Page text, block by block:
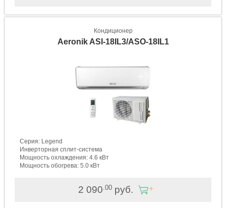
Кондиционер
Aeronik ASI-18IL3/ASO-18IL1
Серия: Legend
Инверторная сплит-система
Мощность охлаждения: 4.6 кВт
Мощность обогрева: 5.0 кВт
2 090 .00руб.